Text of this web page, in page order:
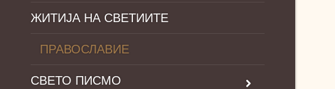
ЖИТИЈА НА СВЕТИИТЕ
ПРАВОСЛАВИЕ
СВЕТО ПИСМО